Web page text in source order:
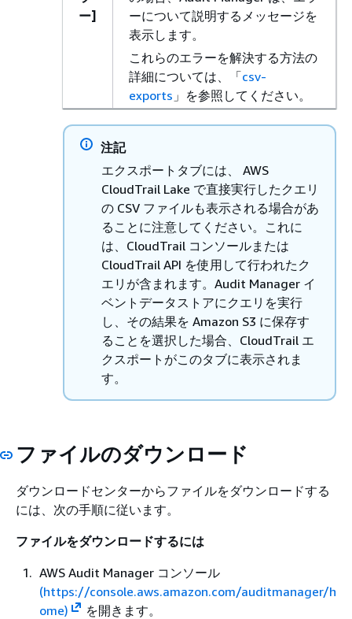
ー]
ーについて説明するメッセージを
表示します。
これらのエラーを解決する方法の
詳細については、「csv-
exports 」を参照してください。
注記
エクスポートタブには、 AWS
CloudTrail Lake で直接実行したクエリ
の CSV ファイルも表示される場合があ
ることに注意してください。これに
は、CloudTrail コンソールまたは
CloudTrail API を使用して行われたク
エリが含まれます。Audit Manager イ
ベントデータストアにクエリを実行
し、その結果を Amazon S3 に保存す
ることを選択した場合、CloudTrail エ
クスポートがこのタブに表示されま
す。
ファイルのダウンロード
ダウンロードセンターからファイルをダウンロードする
には、次の手順に従います。
ファイルをダウンロードするには
AWS Audit Manager コンソール
(https://console.aws.amazon.com/auditmanager/h
ome)
を開きます。